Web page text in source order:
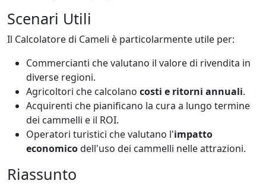
Scenari Utili
Il Calcolatore di Cameli è particolarmente utile per:
Commercianti che valutano il valore di rivendita in
diverse regioni.
Agricoltori che calcolano costi e ritorni annuali.
Acquirenti che pianificano la cura a lungo termine
dei cammelli e il ROI.
Operatori turistici che valutano l'impatto
economicodell'uso dei cammelli nelle attrazioni.
Riassunto